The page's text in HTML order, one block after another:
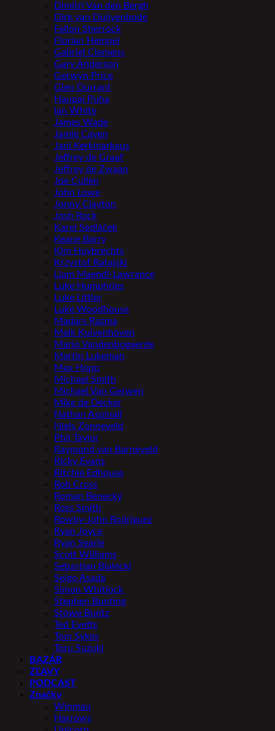
Dimitri Van den Bergh
Dirk van Duijvenbode
Fallon Sherrock
Florian Hempel
Gabriel Clemens
Gary Anderson
Gerwyn Price
Glen Durrant
Haupai Puha
Ian White
James Wade
Jamie Caven
Jani Kerkinarkaus
Jeffrey de Graaf
Jeffrey de Zwaan
Joe Cullen
John Lowe
Jonny Clayton
Josh Rock
Karel Sedláček
Keane Barry
Kim Huybrechts
Krzystof Ratajski
Liam Maendl-Lawrance
Luke Humphries
Luke Littler
Luke Woodhouse
Madars Razma
Maik Kuivenhoven
Mario Vandenbogaerde
Martin Lukeman
Max Hopp
Michael Smith
Michael Van Gerwen
Mike de Decker
Nathan Aspinall
Niels Zonneveld
Phil Taylor
Raymond van Barneveld
Ricky Evans
Ritchie Edhouse
Rob Cross
Roman Benecký
Ross Smith
Rowby-John Rodriguez
Ryan Joyce
Ryan Searle
Scott Williams
Sebastian Bialecki
Seigo Asada
Simon Whitlock
Stephen Bunting
Stowe Buntz
Ted Evetts
Tom Sykes
Toru Suzuki
BAZÁR
ZĽAVY
PODCAST
Značky
Winmau
Harrows